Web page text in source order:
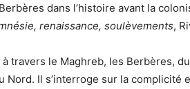
dans l’histoire avant la
renaissance, soulèvements,
travers le Maghreb, les Berbères,
Il s’interroge sur la complicité